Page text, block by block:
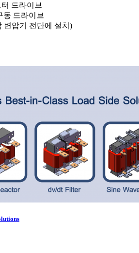
드라이브
동 드라이브
변압기 전단에 설치)